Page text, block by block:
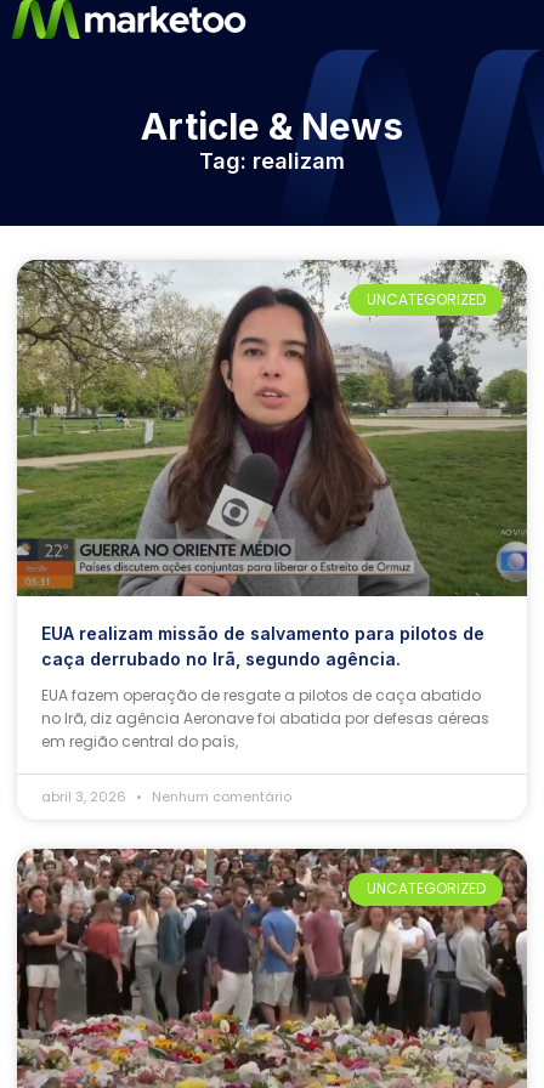
Article & News
Tag: realizam
UNCATEGORIZED
EUA realizam missão de salvamento para pilotos de
caça derrubado no Irã, segundo agência.
EUA fazem operação de resgate a pilotos de caça abatido
no Irã, diz agência Aeronave foi abatida por defesas aéreas
em região central do país,
abril 3, 2026 Nenhum comentário
UNCATEGORIZED